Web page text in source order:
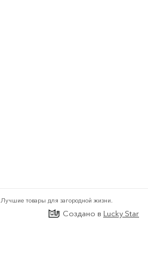
Лучшие товары для загородной жизни.
Создано в Lucky Star